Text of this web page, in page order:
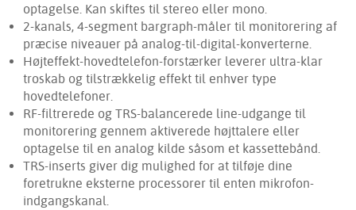
optagelse. Kan skiftes til stereo eller mono.
2-kanals, 4-segment bargraph-måler til monitorering af
præcise niveauer på analog-til-digital-konverterne.
Højteffekt-hovedtelefon-forstærker leverer ultra-klar
troskab og tilstrækkelig effekt til enhver type
hovedtelefoner.
RF-filtrerede og TRS-balancerede line-udgange til
monitorering gennem aktiverede højttalere eller
optagelse til en analog kilde såsom et kassettebånd.
TRS-inserts giver dig mulighed for at tilføje dine
foretrukne eksterne processorer til enten mikrofon-
indgangskanal.